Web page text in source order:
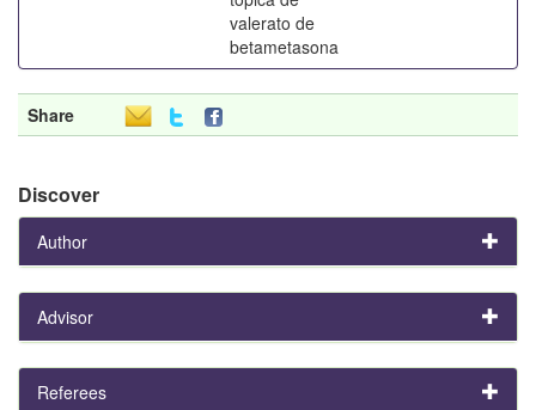
valerato de
betametasona
Share
Discover
Author
Advisor
Referees